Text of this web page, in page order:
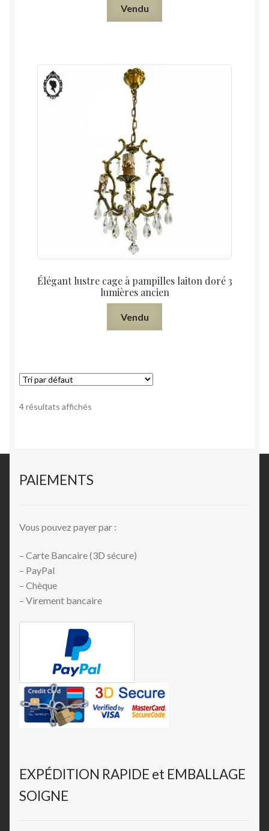
Vendu
Élégant lustre cage à pampilles laiton doré 3
lumières ancien
Vendu
4 résultats affichés
PAIEMENTS
Vous pouvez payer par :
– Carte Bancaire (3D sécure)
– PayPal
– Chèque
– Virement bancaire
EXPÉDITION RAPIDE et EMBALLAGE
SOIGNE